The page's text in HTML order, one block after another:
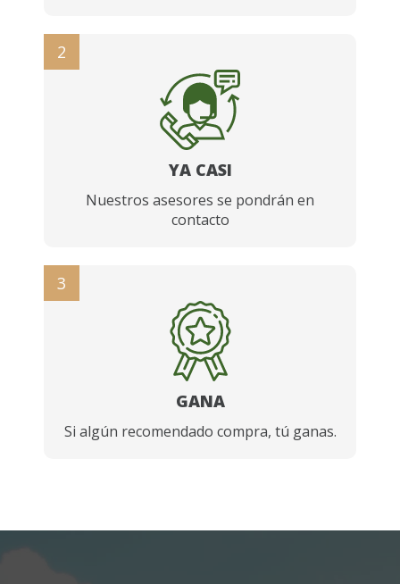
2
YA CASI
Nuestros asesores se pondrán en
contacto
3
GANA
Si algún recomendado compra, tú ganas.